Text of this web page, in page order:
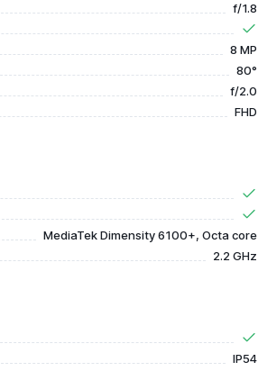
f/1.8
8 MP
80°
f/2.0
FHD
MediaTek Dimensity 6100+, Octa core
2.2 GHz
IP54